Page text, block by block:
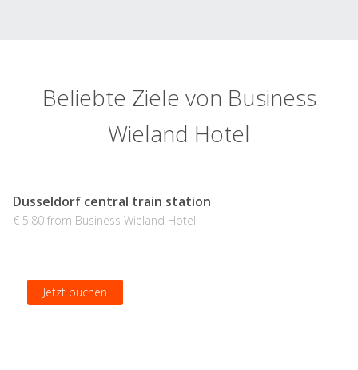
Beliebte Ziele von Business
Wieland Hotel
Dusseldorf central train station
€ 5.80 from Business Wieland Hotel
Jetzt buchen